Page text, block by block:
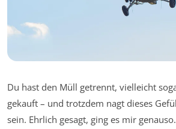
Du hast den Müll getrennt, vielleicht
gekauft – und trotzdem nagt dieses
sein. Ehrlich gesagt, ging es mir